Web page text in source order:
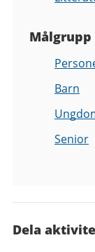
Målgrupp
Barn
Senior
Dela